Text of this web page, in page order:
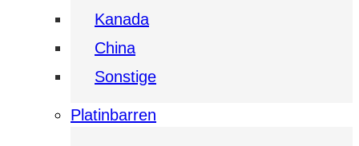
Kanada
China
Sonstige
Platinbarren